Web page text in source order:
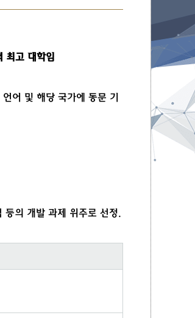
최고 대학임
어 및 해당 국가에 동문 기
등의 개발 과제 위주로 선정.